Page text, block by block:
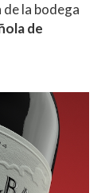
la bodega
de